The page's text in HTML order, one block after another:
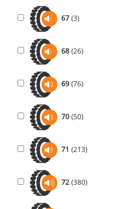
67 (3)
68 (26)
69 (76)
70 (50)
71 (213)
72 (380)